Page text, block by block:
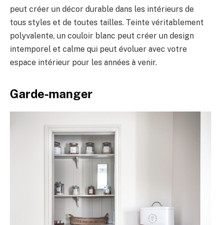
peut créer un décor durable dans les intérieurs de
tous styles et de toutes tailles. Teinte véritablement
polyvalente, un couloir blanc peut créer un design
intemporel et calme qui peut évoluer avec votre
espace intérieur pour les années à venir.
Garde-manger